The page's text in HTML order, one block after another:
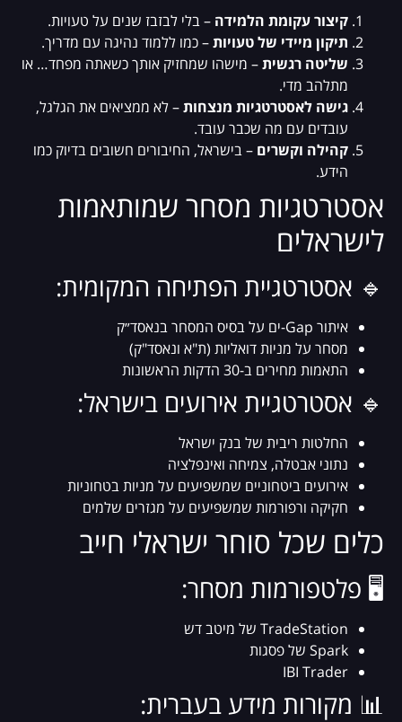
קיצור עקומת הלמידה – בלי לבזבז שנים על טעויות.
תיקון מיידי של טעויות– כמו ללמוד נהיגה עם מדריך.
שליטה רגשית– מישהו שמחזיק אותך כשאתה מפחד… או
מתלהב מדי.
גישה לאסטרטגיות מנצחות– לא ממציאים את הגלגל,
עובדים עם מה שכבר עובד.
קהילה וקשרים – בישראל, החיבורים חשובים בדיוק כמו
הידע.
אסטרטגיות מסחר שמותאמות
לישראלים
🔹 אסטרטגיית הפתיחה המקומית:
איתור Gap-ים על בסיס המסחר בנאסד״ק
מסחר על מניות דואליות (ת"א ונאסד"ק)
התאמות מחירים ב-30 הדקות הראשונות
🔹 אסטרטגיית אירועים בישראל:
החלטות ריבית של בנק ישראל
נתוני אבטלה, צמיחה ואינפלציה
אירועים ביטחוניים שמשפיעים על מניות בטחוניות
חקיקה ורפורמות שמשפיעים על מגזרים שלמים
כלים שכל סוחר ישראלי חייב
🖥️ פלטפורמות מסחר:
TradeStation של מיטב דש
Spark של פסגות
IBI Trader
📊 מקורות מידע בעברית: